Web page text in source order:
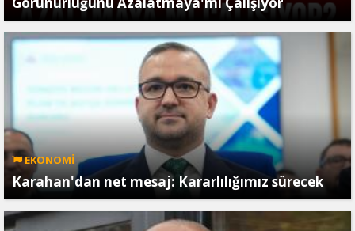
EKONOMİ
Karahan'dan net mesaj: Kararlılığımız sürecek